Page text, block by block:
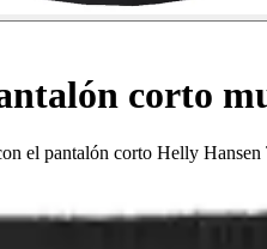
corto
el pantalón corto Helly